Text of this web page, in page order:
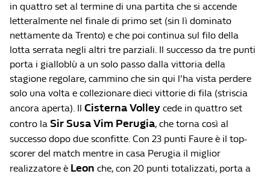
in quattro set al termine di una partita che si accende
letteralmente nel finale di primo set (sin lì dominato
nettamente da Trento) e che poi continua sul filo della
lotta serrata negli altri tre parziali. Il successo da tre punti
porta i gialloblù a un solo passo dalla vittoria della
stagione regolare, cammino che sin qui l’ha vista perdere
solo una volta e collezionare dieci vittorie di fila (striscia
ancora aperta). Il Cisterna Volley cede in quattro set
contro la Sir Susa Vim Perugia, che torna così al
successo dopo due sconfitte. Con 23 punti Faure è il top-
scorer del match mentre in casa Perugia il miglior
realizzatore è Leon che, con 20 punti totalizzati, porta a